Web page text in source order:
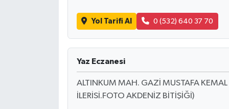
Yol Tarifi Al 0 (532) 640 37 70
Yaz Eczanesi
ALTINKUM MAH. GAZİ MUSTAFA
İLERİSİ.FOTO AKDENİZ BİTİŞİĞİ)